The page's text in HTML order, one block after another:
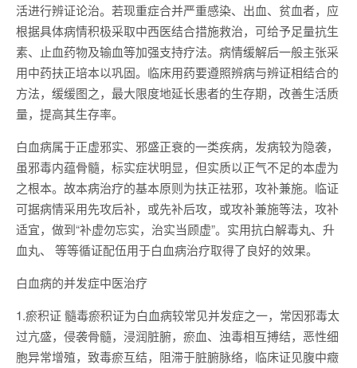
活进行辨证论治。若现重症合并严重感染、出血、贫血者，应
根据具体病情积极采取中西医结合措施救治，可给予足量抗生
素、止血药物及输血等加强支持疗法。病情缓解后一般主张采
用中药扶正培本以巩固。临床用药要遵照辨病与辨证相结合的
方法，缓缓图之，最大限度地延长患者的生存期，改善生活质
量，提高其生存率。
白血病属于正虚邪实、邪盛正衰的一类疾病，发病较为隐袭，
虽邪毒内蕴骨髓，标实症状明显，但实质以正气不足的本虚为
之根本。故本病治疗的基本原则为扶正祛邪，攻补兼施。临证
可据病情采用先攻后补，或先补后攻，或攻补兼施等法，攻补
适宜，做到“补虚勿忘实，治实当顾虚”。实用抗白解毒丸、升
血丸、 等等循证配伍用于白血病治疗取得了良好的效果。
白血病的并发症中医治疗
1.瘀积证 髓毒瘀积证为白血病较常见并发症之一，常因邪毒太
过亢盛，侵袭骨髓，浸润脏腑，瘀血、浊毒相互搏结，恶性细
胞异常增殖，致毒瘀互结，阻滞于脏腑脉络，临床证见腹中癥